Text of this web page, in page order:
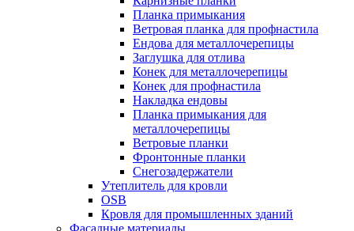
Планка примыкания
Ветровая планка для профнастила
Ендова для металлочерепицы
Заглушка для отлива
Конек для металлочерепицы
Конек для профнастила
Накладка ендовы
Планка примыкания для
металлочерепицы
Ветровые планки
Фронтонные планки
Снегозадержатели
Утеплитель для кровли
OSB
Кровля для промышленных зданий
Фасадные материалы